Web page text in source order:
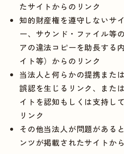
たサイトからのリンク
知的財産権を遵守しないサ
ー、サウンド・ファイル等
アの違法コピーを助長する
イト等）からのリンク
当法人と何らかの提携また
誤認を生じるリンク、また
イトを認知もしくは支持し
リンク
その他当法人が問題がある
ンツが掲載されたサイトか